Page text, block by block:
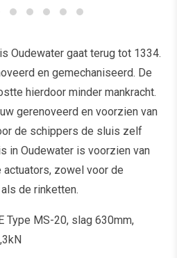
Oudewater gaat terug tot 1334.
en gemechaniseerd. De
hierdoor minder mankracht.
gerenoveerd en voorzien van
de schippers de sluis zelf
in Oudewater is voorzien van
actuators, zowel voor de
de rinketten.
Type MS-20, slag 630mm,